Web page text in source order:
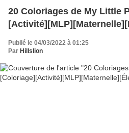
20 Coloriages de My Little
Publié le 04/03/2022 à 01:25
Par Hillslion